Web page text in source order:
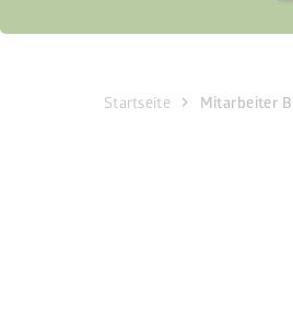
Startseite chevron_right Mitarbeiter